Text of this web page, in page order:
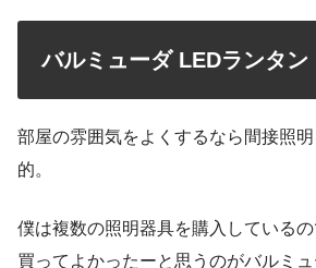
バルミューダ LEDランタン
部屋の雰囲気をよくするなら間接照
的。
僕は複数の照明器具を購入している
買ってよかったーと思うのがバルミ